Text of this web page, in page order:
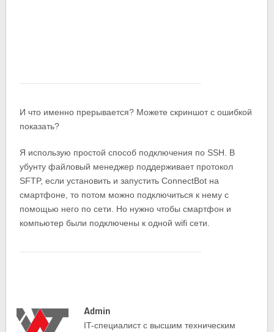
И что именно прерывается? Можете скриншот с ошибкой
показать?
Я использую простой способ подключения по SSH. В
убунту файловый менеджер поддерживает протокол
SFTP, если установить и запустить ConnectBot на
смартфоне, то потом можно подключиться к нему с
помощью него по сети. Но нужно чтобы смартфон и
компьютер были подключены к одной wifi сети.
Admin
IT-cпециалист с высшим техническим